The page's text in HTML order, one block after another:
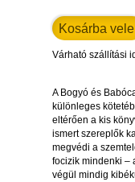
Várható szállítási
A Bogyó és
különleges
eltérően a kis
ismert szereplők
megvédi a
focizik mindenki –
végül mindig